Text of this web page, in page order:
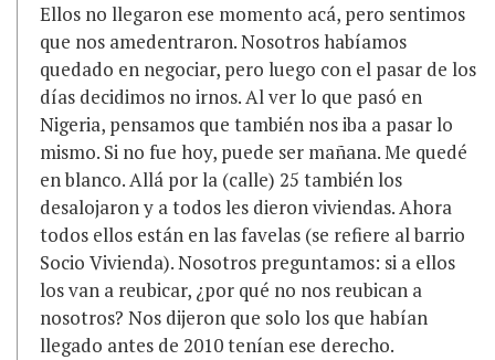
Ellos no llegaron ese momento acá, pero sentimos
que nos amedentraron. Nosotros habíamos
quedado en negociar, pero luego con el pasar de los
días decidimos no irnos. Al ver lo que pasó en
Nigeria, pensamos que también nos iba a pasar lo
mismo. Si no fue hoy, puede ser mañana. Me quedé
en blanco. Allá por la (calle) 25 también los
desalojaron y a todos les dieron viviendas. Ahora
todos ellos están en las favelas (se refiere al barrio
Socio Vivienda). Nosotros preguntamos: si a ellos
los van a reubicar, ¿por qué no nos reubican a
nosotros? Nos dijeron que solo los que habían
llegado antes de 2010 tenían ese derecho.